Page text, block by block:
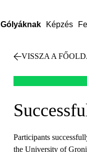
Gólyáknak Képzés
VISSZA A
Participants
the University of